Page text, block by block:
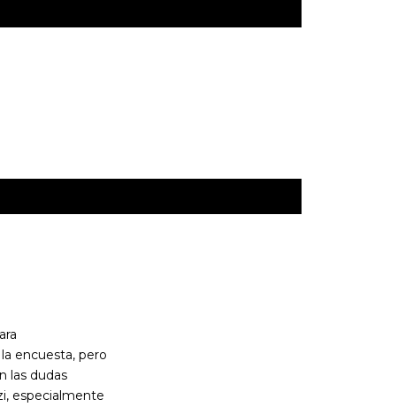
encuesta, pero
las dudas
especialmente